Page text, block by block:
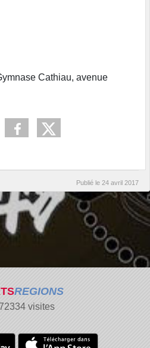
Cathiau, avenue
Publié le 24 avril 2017
REGIONS
visites